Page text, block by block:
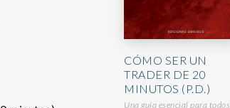
CÓMO SER UN
TRADER DE 20
MINUTOS (P.D.)
Una guía esencial para todos